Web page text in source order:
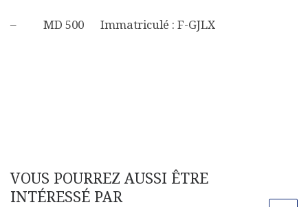
– MD 500 Immatriculé : F-GJLX
VOUS POURREZ AUSSI ÊTRE
INTÉRESSÉ PAR